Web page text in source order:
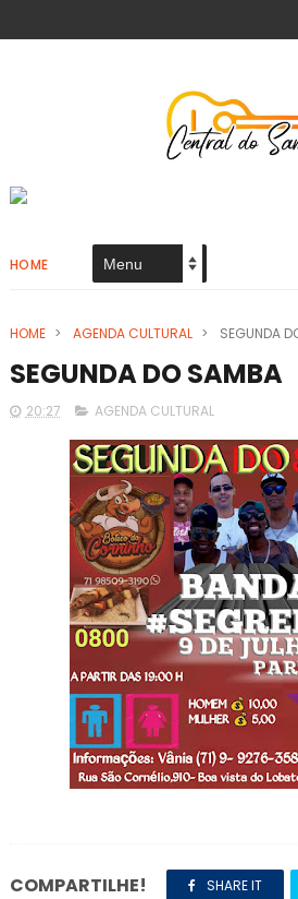
HOME
HOME > AGENDA CULTURAL > SEGUNDA
SEGUNDA DO SAMBA
20:27 AGENDA CULTURAL
COMPARTILHE! SHARE IT